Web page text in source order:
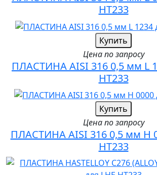
HT233
Купить
Цена по запросу
ПЛАСТИНА AISI 316 0,5 мм L
HT233
Купить
Цена по запросу
ПЛАСТИНА AISI 316 0,5 мм H
HT233